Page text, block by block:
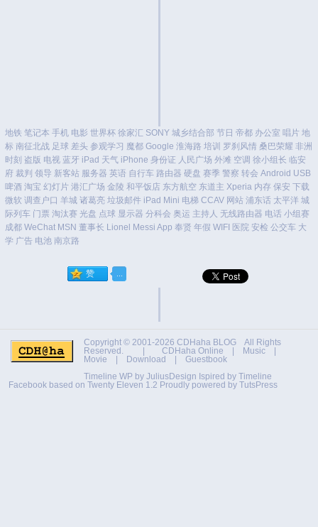
地铁 笔记本 手机 电影 世界杯 徐家汇 SONY 城乡结合部 节日 帝都 办公室 唱片 地
标 南征北战 足球 差头 参观学习 魔都 Google 淮海路 培训 罗刹风情 桑巴荣耀 非洲
时刻 盗版 电视 蓝牙 iPad 天气 iPhone 身份证 人民广场 外滩 空调 徐小组长 临安
府 裁判 领导 新客站 服务器 英语 自行车 路由器 硬盘 赛季 警察 转会 Android USB
啤酒 淘宝 幻灯片 港汇广场 金陵 和平饭店 东方航空 东道主 Xperia 内存 保安 下载
微软 调查户口 羊城 诸葛亮 垃圾邮件 iPad Mini 电梯 CCAV 网站 浦东话 太平洋 城
际列车 门票 淘汰赛 光盘 点球 显示器 分科会 奥运 主持人 无线路由器 电话 小组赛
成都 WeChat MSN 董事长 Lionel Messi App 奉贤 年假 WIFI 医院 安检 公交车 大
学 广告 电池 南京路
Copyright © 2001-2026 CDHaha BLOG All Rights
Reserved. | CDHaha Online | Music |
Movie | Download | Guestbook
Timeline WP by JuliusDesign Ispired by Timeline
Facebook based on Twenty Eleven 1.2 Proudly powered by TutsPress